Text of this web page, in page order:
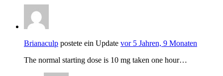
Brianaculp postete ein Update vor 5 Jahren, 9 Monaten
The normal starting dose is 10 mg taken one hour…